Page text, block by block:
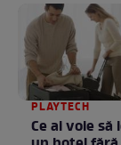
PLAYTECH
Ce ai voie